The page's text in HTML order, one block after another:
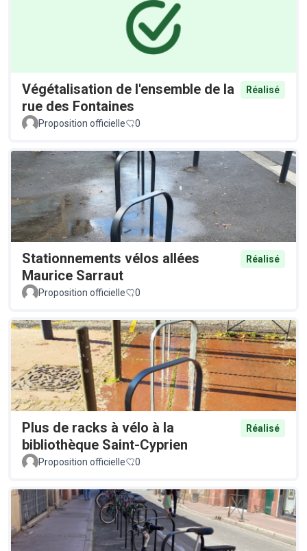
Végétalisation de l'ensemble de la
rue des Fontaines
Réalisé
Proposition officielle 0
Stationnements vélos allées
Maurice Sarraut
Réalisé
Proposition officielle 0
Plus de racks à vélo à la
bibliothèque Saint-Cyprien
Réalisé
Proposition officielle 0